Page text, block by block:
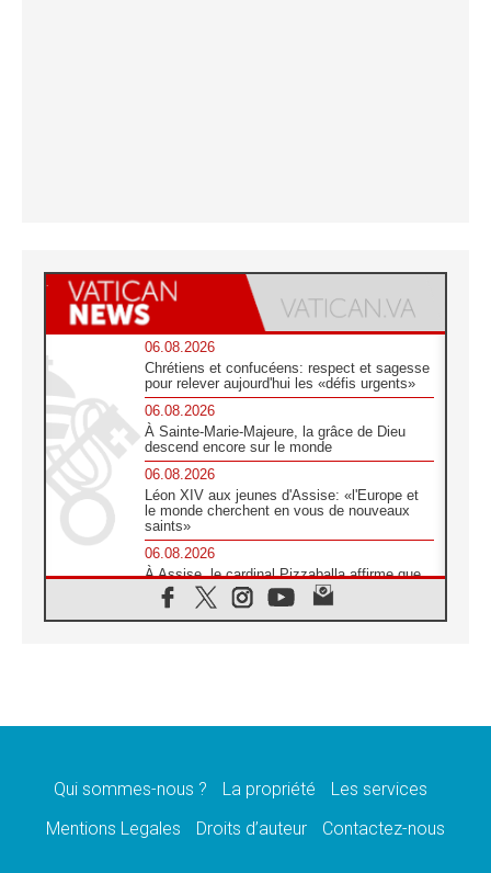
06.08.2026
Chrétiens et confucéens: respect et sagesse
pour relever aujourd'hui les «défis urgents»
06.08.2026
À Sainte-Marie-Majeure, la grâce de Dieu
descend encore sur le monde
06.08.2026
Léon XIV aux jeunes d'Assise: «l'Europe et
le monde cherchent en vous de nouveaux
saints»
06.08.2026
À Assise, le cardinal Pizzaballa affirme que
«les chrétiens veulent la paix»
06.08.2026
message de paix et de dignité humaine»
«La visite du Pape en Uruguay renforcera
Qui sommes-nous ? La propriété
Les services
Mentions Legales
Droits d’auteur Contactez-nous